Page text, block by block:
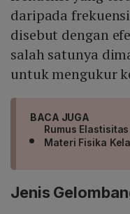
daripada
disebut dengan
salah satunya
untuk mengukur
BACA JUGA
Rumus
Materi Fisika
Jenis